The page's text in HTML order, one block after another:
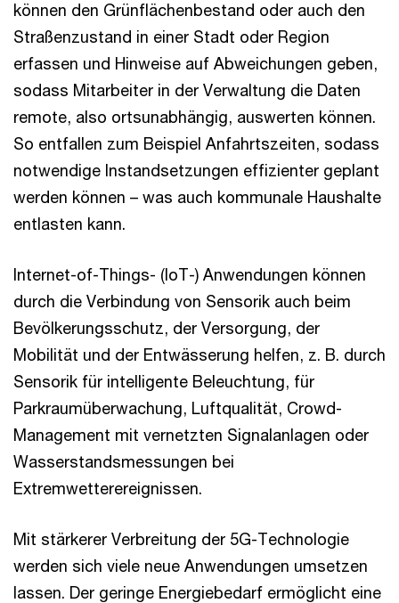
können den Grünflächenbestand oder auch den
Straßenzustand in einer Stadt oder Region
erfassen und Hinweise auf Abweichungen geben,
sodass Mitarbeiter in der Verwaltung die Daten
remote, also ortsunabhängig, auswerten können.
So entfallen zum Beispiel Anfahrtszeiten, sodass
notwendige Instandsetzungen effizienter geplant
werden können – was auch kommunale Haushalte
entlasten kann.
Internet-of-Things- (IoT-) Anwendungen können
durch die Verbindung von Sensorik auch beim
Bevölkerungsschutz, der Versorgung, der
Mobilität und der Entwässerung helfen, z. B. durch
Sensorik für intelligente Beleuchtung, für
Parkraumüberwachung, Luftqualität, Crowd-
Management mit vernetzten Signalanlagen oder
Wasserstandsmessungen bei
Extremwetterereignissen.
Mit stärkerer Verbreitung der 5G-Technologie
werden sich viele neue Anwendungen umsetzen
lassen. Der geringe Energiebedarf ermöglicht eine